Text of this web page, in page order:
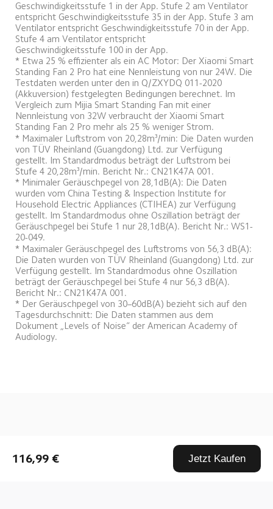
116,99 € Jetzt Kaufen
Geschwindigkeitsstufe 1 in der App. Stufe 2 am Ventilator
entspricht Geschwindigkeitsstufe 35 in der App. Stufe 3 am
Ventilator entspricht Geschwindigkeitsstufe 70 in der App.
Stufe 4 am Ventilator entspricht
Geschwindigkeitsstufe 100 in der App.
* Etwa 25 % effizienter als ein AC Motor: Der Xiaomi Smart
Standing Fan 2 Pro hat eine Nennleistung von nur 24W. Die
Testdaten werden unter den in Q/ZXYDQ 011-2020
(Akkuversion) festgelegten Bedingungen berechnet. Im
Vergleich zum Mijia Smart Standing Fan mit einer
Nennleistung von 32W verbraucht der Xiaomi Smart
Standing Fan 2 Pro mehr als 25 % weniger Strom.
* Maximaler Luftstrom von 20,28m³/min: Die Daten wurden
von TÜV Rheinland (Guangdong) Ltd. zur Verfügung
gestellt. Im Standardmodus beträgt der Luftstrom bei
Stufe 4 20,28m³/min. Bericht Nr.: CN21K47A 001.
* Minimaler Geräuschpegel von 28,1dB(A): Die Daten
wurden vom China Testing & Inspection Institute for
Household Electric Appliances (CTIHEA) zur Verfügung
gestellt. Im Standardmodus ohne Oszillation beträgt der
Geräuschpegel bei Stufe 1 nur 28,1dB(A). Bericht Nr.: WS1-
20-049.
* Maximaler Geräuschpegel des Luftstroms von 56,3 dB(A):
Die Daten wurden von TÜV Rheinland (Guangdong) Ltd. zur
Verfügung gestellt. Im Standardmodus ohne Oszillation
beträgt der Geräuschpegel bei Stufe 4 nur 56,3 dB(A).
Bericht Nr.: CN21K47A 001.
* Der Geräuschpegel von 30–60dB(A) bezieht sich auf den
Tagesdurchschnitt: Die Daten stammen aus dem
Dokument „Levels of Noise“ der American Academy of
Audiology.